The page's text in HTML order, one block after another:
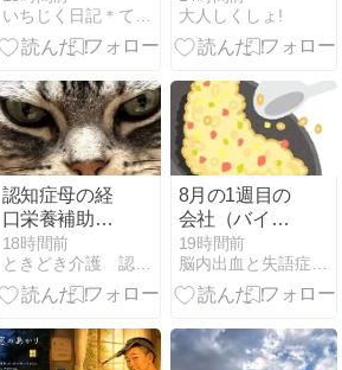
ました、副作
用こわい
いちじく日記＊てんかんをご存知？＊
ち
大人しくしょ!
認知症母の経
口栄養補助食
品処方できな
くなった！
18時間前
ときどき介護 認知症母との遠距離介護
8月の1週目の
会社（バイ
ト）は…？？
(゜-゜)（今日
はチャーハン
19時間前
脳内出血と失語症「右片麻痺と言葉を失った人間」